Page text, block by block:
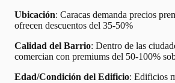
Ubicación: Caracas demanda precios
ofrecen descuentos del 35-50%
Calidad del Barrio: Dentro de las
comercian con premiums del 50-100%
Edad/Condición del Edificio: Edificios